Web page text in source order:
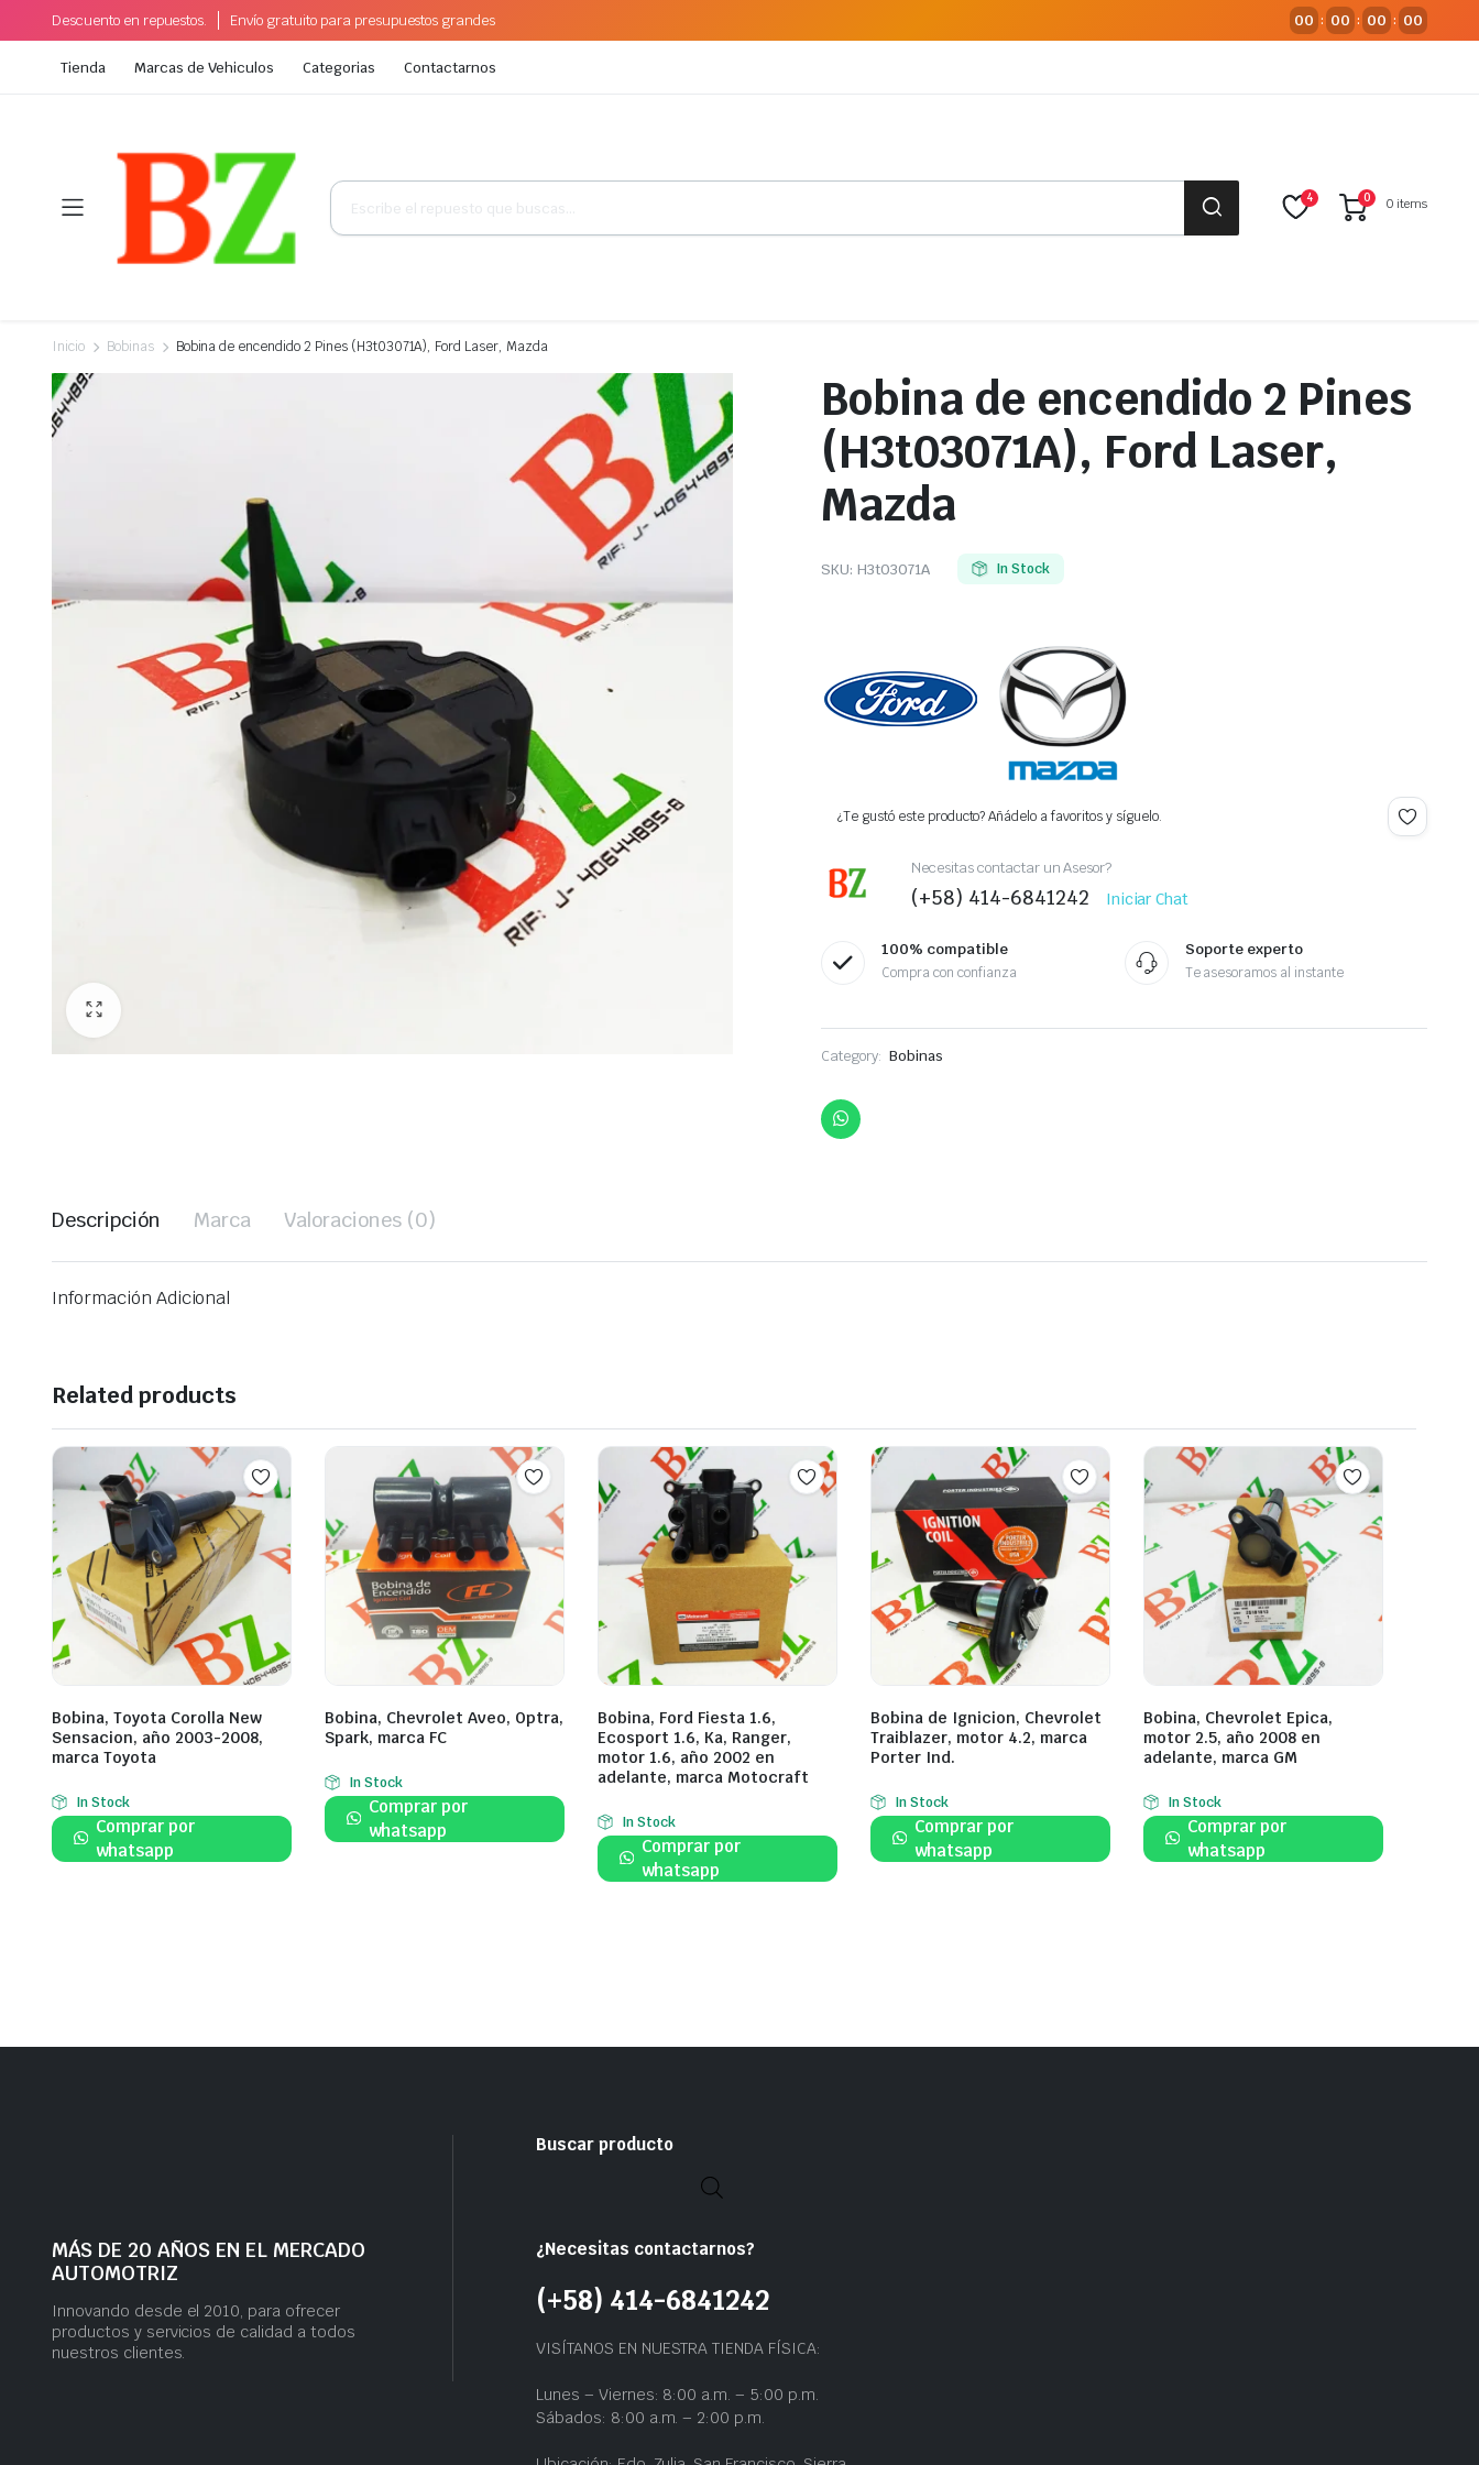
Descuento en repuestos. Envío gratuito para presupuestos grandes 00 : 00 : 00 : 00
Tienda Marcas de Vehiculos Categorias Contactarnos
Búsqueda
productos
4 0 0 items
Inicio Bobinas Bobina de encendido 2 Pines (H3t03071A), Ford Laser, Mazda
Bobina de encendido 2 Pines
(H3t03071A), Ford Laser,
Mazda
SKU: H3t03071A In Stock
¿Te gustó este producto? Añádelo a favoritos y síguelo.
Necesitas contactar un Asesor?
(+58) 414-6841242 Iniciar Chat
100% compatible
Compra con confianza
Soporte experto
Te asesoramos al instante
Category: Bobinas
Descripción Marca Valoraciones (0)
Información Adicional
Related products
Bobina, Toyota Corolla New
Sensacion, año 2003-2008,
marca Toyota
In Stock
Comprar por
whatsapp
Bobina, Chevrolet Aveo, Optra,
Spark, marca FC
In Stock
Comprar por
whatsapp
Bobina, Ford Fiesta 1.6,
Ecosport 1.6, Ka, Ranger,
motor 1.6, año 2002 en
adelante, marca Motocraft
In Stock
Comprar por
whatsapp
Bobina de Ignicion, Chevrolet
Traiblazer, motor 4.2, marca
Porter Ind.
In Stock
Comprar por
whatsapp
Bobina, Chevrolet Epica,
motor 2.5, año 2008 en
adelante, marca GM
In Stock
Comprar por
whatsapp
MÁS DE 20 AÑOS EN EL MERCADO
AUTOMOTRIZ
Innovando desde el 2010, para ofrecer
productos y servicios de calidad a todos
nuestros clientes.
Buscar producto
¿Necesitas contactarnos?
(+58) 414-6841242
VISÍTANOS EN NUESTRA TIENDA FÍSICA:
Lunes – Viernes: 8:00 a.m. – 5:00 p.m.
Sábados: 8:00 a.m. – 2:00 p.m.